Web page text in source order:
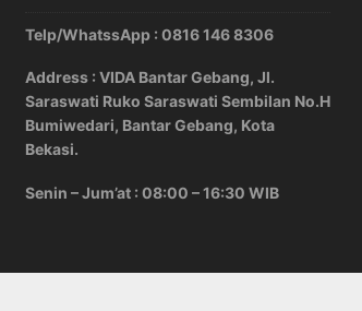
Telp/WhatssApp : 0816 146 8306
Address : VIDA Bantar Gebang, Jl.
Saraswati Ruko Saraswati Sembilan No.H
Bumiwedari, Bantar Gebang, Kota
Bekasi.
Senin – Jum’at : 08:00 – 16:30 WIB